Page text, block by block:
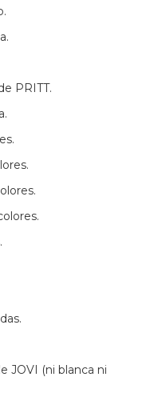
PRITT.
JOVI (ni blanca ni